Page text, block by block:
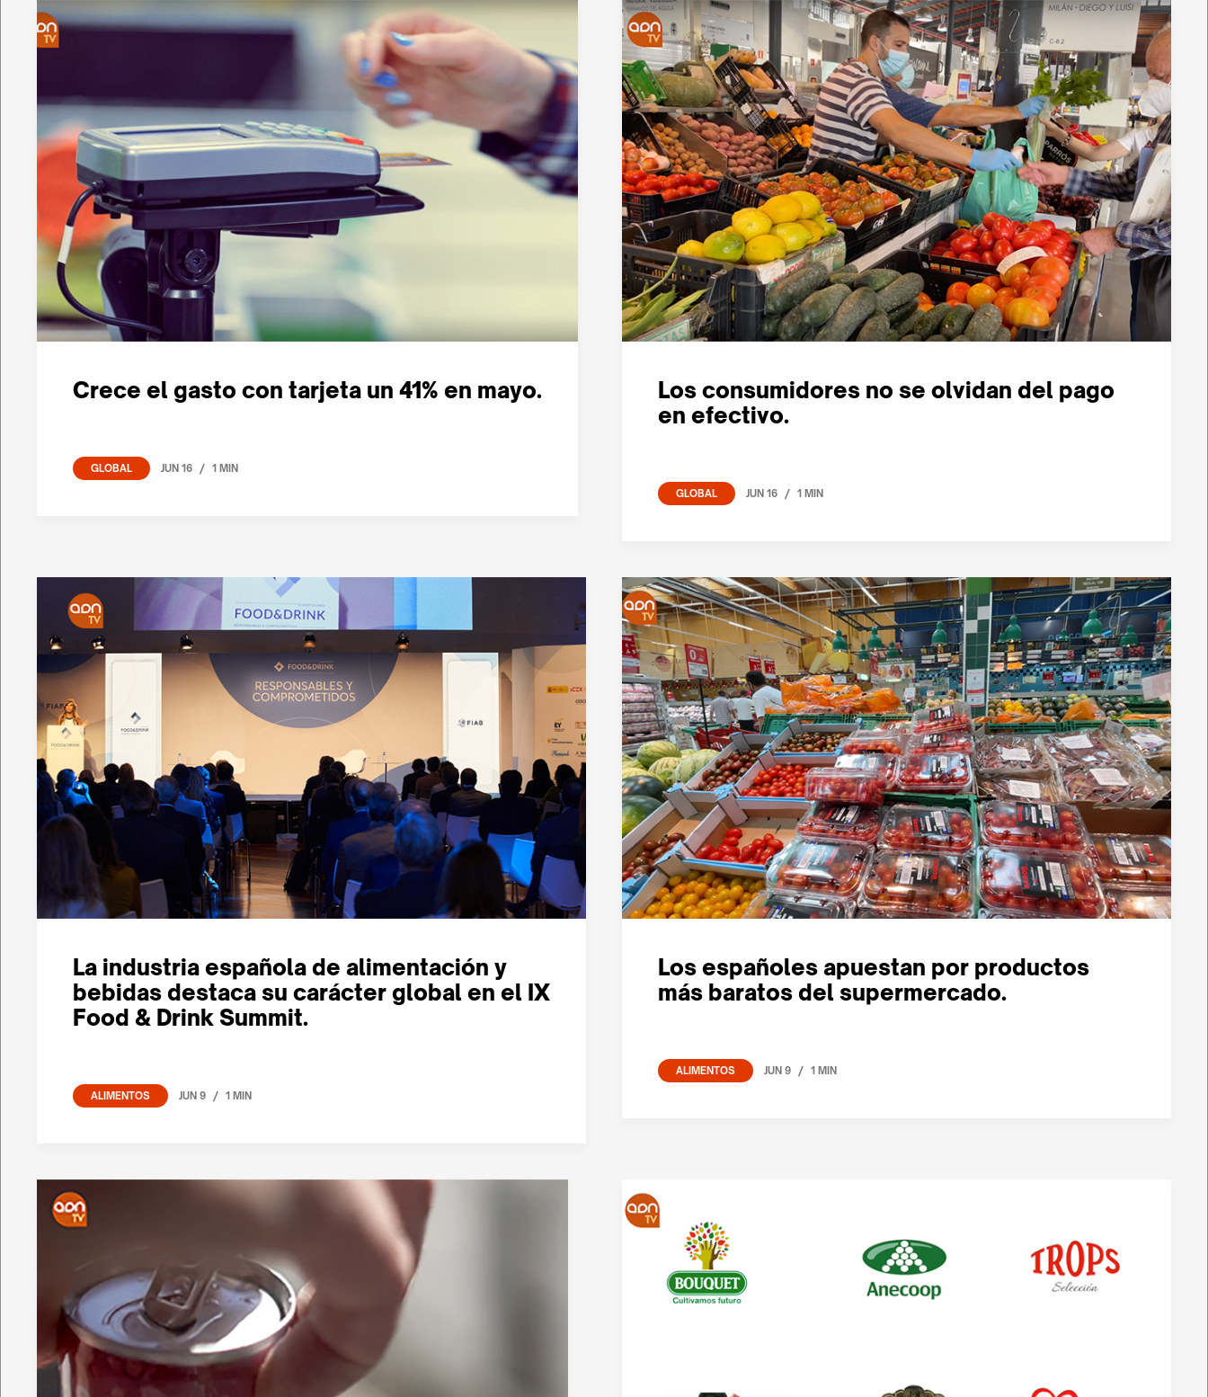
Crece el gasto con tarjeta un 41% en mayo.
GLOBAL JUN 16 / 1 MIN
Los consumidores no se olvidan del pago
en efectivo.
GLOBAL JUN 16 / 1 MIN
La industria española de alimentación y
bebidas destaca su carácter global en el IX
Food & Drink Summit.
ALIMENTOS JUN 9 / 1 MIN
Los españoles apuestan por productos
más baratos del supermercado.
ALIMENTOS JUN 9 / 1 MIN